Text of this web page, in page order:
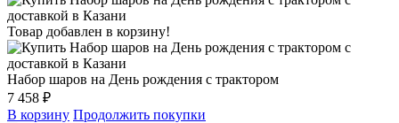
Товар добавлен в корзину!
Набор шаров на День рождения с трактором
7 458 ₽
В корзину Продолжить покупки